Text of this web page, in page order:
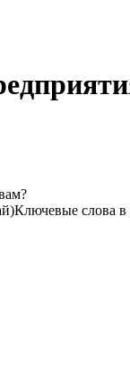
Ключевые слова в